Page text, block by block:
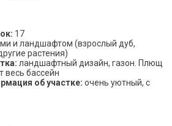
17
и ландшафтом (взрослый дуб,
растения)
ландшафтный дизайн, газон. Плющ
весь бассейн
об участке: очень уютный, с